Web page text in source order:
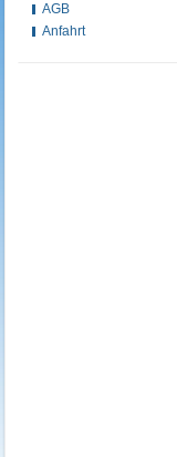
AGB
Anfahrt